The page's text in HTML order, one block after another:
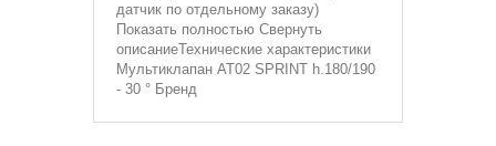
датчик по отдельному заказу)
Показать полностью Свернуть
описаниеТехнические характеристики
Мультиклапан AT02 SPRINT h.180/190
- 30 ° Бренд